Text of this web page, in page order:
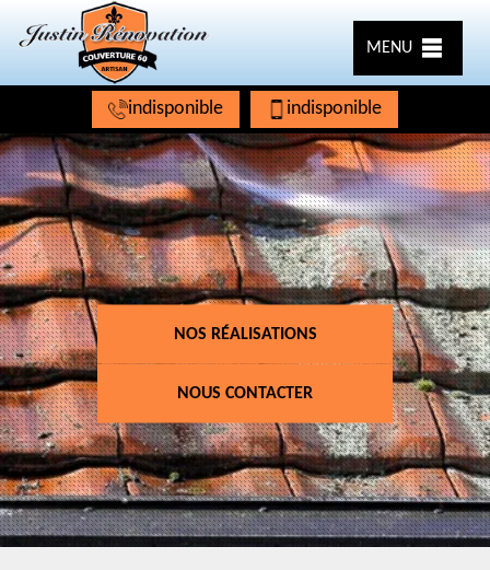
MENU
indisponible indisponible
NOS RÉALISATIONS
NOUS CONTACTER